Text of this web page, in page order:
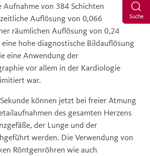
Suche
Aufnahme von 384 Schichten
Auflösung von 0,066
räumlichen Auflösung von 0,24
hohe diagnostische Bildauflösung
eine Anwendung der
vor allem in der Kardiologie
war.
können jetzt bei freier Atmung
des gesamten Herzens
der Lunge und der
werden. Die Verwendung von
Röntgenröhren wie auch